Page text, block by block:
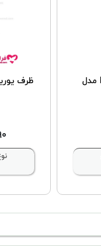
ظرف یورین درب پیچ دار MG مدل